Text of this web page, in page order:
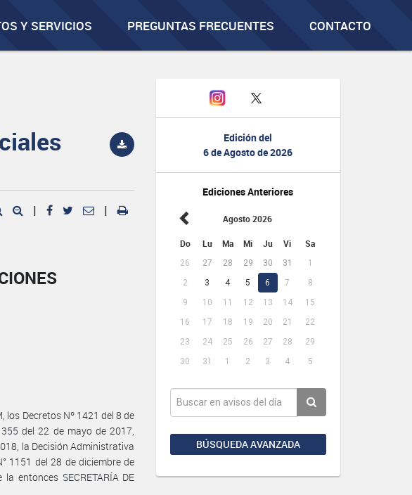
Y SERVICIOS PREGUNTAS FRECUENTES CONTACTO
Edición del
6 de Agosto de 2026
Ediciones Anteriores
Agosto 2026
Do Lu Ma Mi Ju Vi Sa
26 27 28 29 30 31
1
2
3 4 5 6 7
8
9
10 11 12 13 14
15
16
17 18 19 20 21
22
23
24 25 26 27 28
29
30
31 1 2 3 4 5
BÚSQUEDA AVANZADA
| |
los Decretos Nº 1421 del 8 de
del 22 de mayo de 2017,
la Decisión Administrativa
1151 del 28 de diciembre de
entonces SECRETARÍA DE